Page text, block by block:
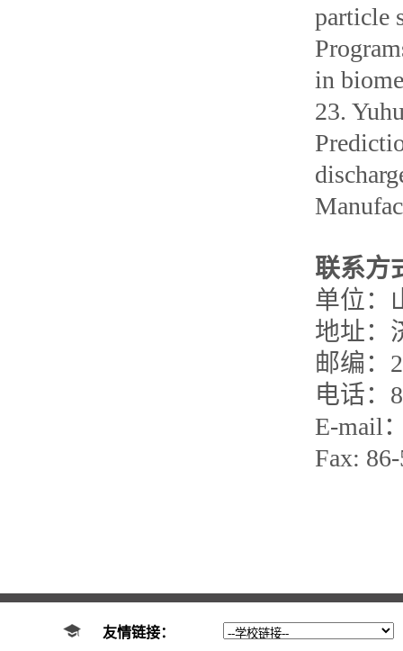
particle
in
23.
联系方
单位：
地址
邮编：
电话
E-mail
Fax:
友情链接：